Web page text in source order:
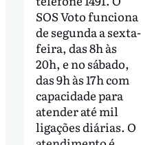
SOS Voto funciona
de segunda a sexta-
feira, das 8h às
20h, e no sábado,
das 9h às 17h com
capacidade para
atender até mil
ligações diárias. O